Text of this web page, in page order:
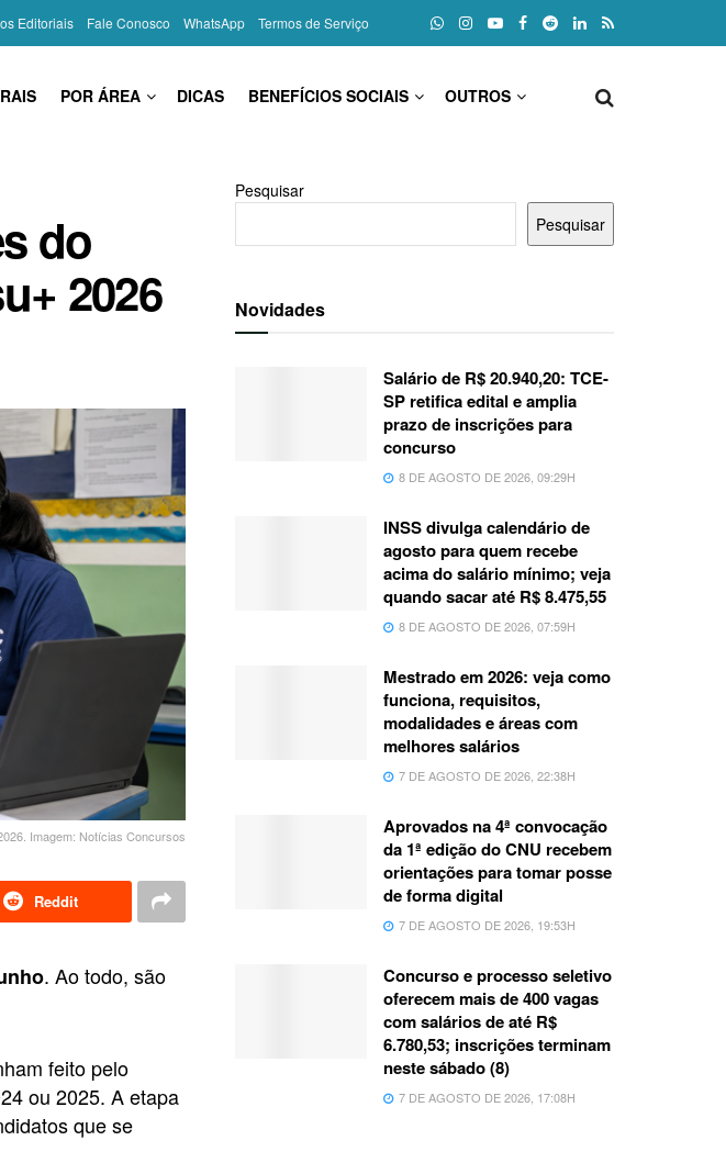
Editoriais Fale Conosco WhatsApp Termos de Serviço
POR ÁREA DICAS BENEFÍCIOS SOCIAIS OUTROS
do
2026
Imagem: Notícias Concursos
Reddit
. Ao todo, são
feito pelo
ou 2025. A etapa
que se
Pesquisar
Pesquisar
Novidades
Salário de R$ 20.940,20: TCE-
SP retifica edital e amplia
prazo de inscrições para
concurso
8 DE AGOSTO DE 2026, 09:29H
INSS divulga calendário de
agosto para quem recebe
acima do salário mínimo; veja
quando sacar até R$ 8.475,55
8 DE AGOSTO DE 2026, 07:59H
Mestrado em 2026: veja como
funciona, requisitos,
modalidades e áreas com
melhores salários
7 DE AGOSTO DE 2026, 22:38H
Aprovados na 4ª convocação
da 1ª edição do CNU recebem
orientações para tomar posse
de forma digital
7 DE AGOSTO DE 2026, 19:53H
Concurso e processo seletivo
oferecem mais de 400 vagas
com salários de até R$
6.780,53; inscrições terminam
neste sábado (8)
7 DE AGOSTO DE 2026, 17:08H